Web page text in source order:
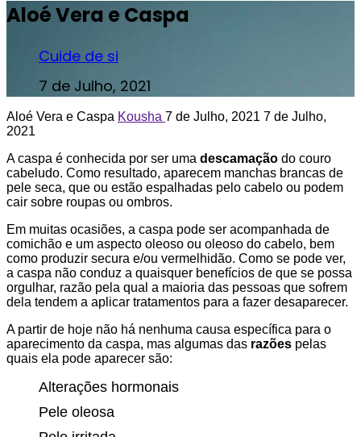
Aloé Vera e Caspa
Cuide de si
7 de Julho, 2021
Aloé Vera e Caspa Kousha 7 de Julho, 2021 7 de Julho,
2021
A caspa é conhecida por ser uma descamação do couro
cabeludo. Como resultado, aparecem manchas brancas de
pele seca, que ou estão espalhadas pelo cabelo ou podem
cair sobre roupas ou ombros.
Em muitas ocasiões, a caspa pode ser acompanhada de
comichão e um aspecto oleoso ou oleoso do cabelo, bem
como produzir secura e/ou vermelhidão. Como se pode ver,
a caspa não conduz a quaisquer benefícios de que se possa
orgulhar, razão pela qual a maioria das pessoas que sofrem
dela tendem a aplicar tratamentos para a fazer desaparecer.
A partir de hoje não há nenhuma causa específica para o
aparecimento da caspa, mas algumas das razões pelas
quais ela pode aparecer são:
Alterações hormonais
Pele oleosa